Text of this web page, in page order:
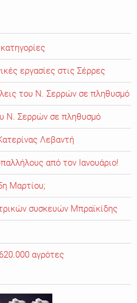
εργασίες στις Σέρρες
του Ν. Σερρών σε πληθυσμό
Ν. Σερρών σε πληθυσμό
Λεβαντή
από τον Ιανουάριο!
Μαρτίου;
συσκευών Μπραϊκίδης
αγρότες